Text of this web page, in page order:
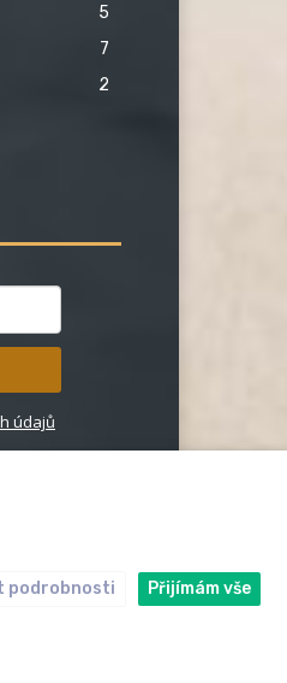
5
7
2
údajů
podrobnosti Přijímám vše